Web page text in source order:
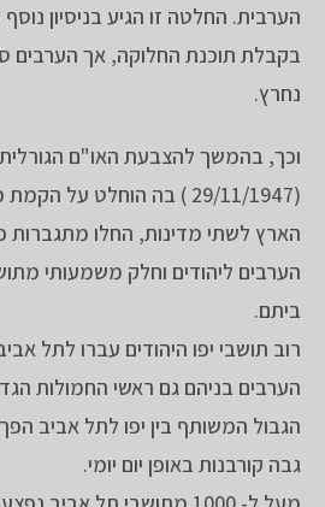
הערבית. החלטה זו הגיע בניסיון
בקבלת תוכנת החלוקה, אך הערבים
נחרץ.
וכך, בהמשך להצבעת האו"ם
(29/11/1947 ) בה הוחלט על
הארץ לשתי מדינות, החלו מתגברות
הערבים ליהודים וחלק משמעותי
ביתם.
רוב תושבי יפו היהודים עברו לתל
הערבים בניהם גם ראשי החמולות
הגבול המשותף בין יפו לתל אביב
גבה קורבנות באופן יום יומי.